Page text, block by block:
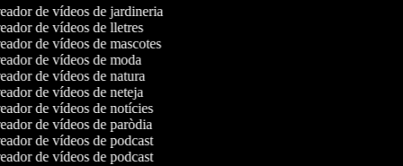
de vídeos de jardineria
de vídeos de lletres
de vídeos de mascotes
de vídeos de moda
de vídeos de natura
de vídeos de neteja
de vídeos de notícies
de vídeos de paròdia
de vídeos de podcast
de vídeos de podcast